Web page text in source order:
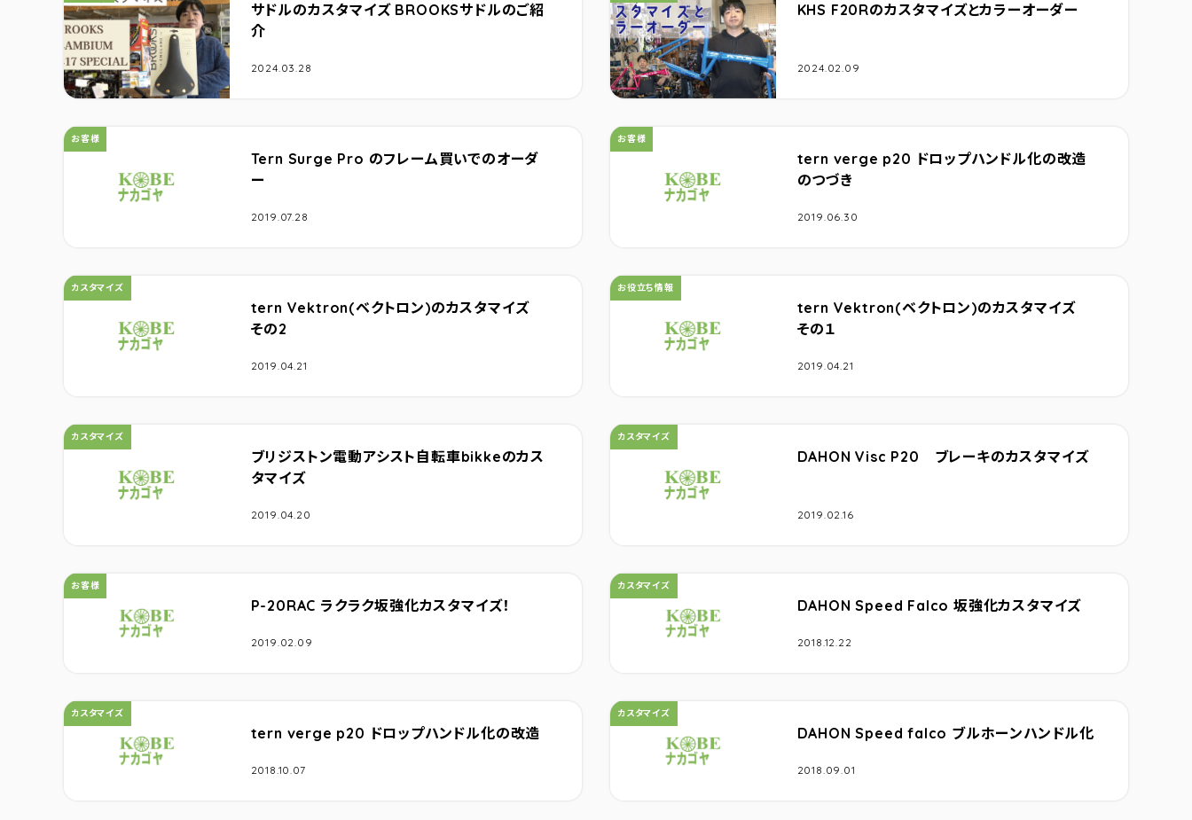
サドルのカスタマイズ BROOKSサドルのご紹
介
2024.03.28
KHS F20Rのカスタマイズとカラーオーダー
2024.02.09
Tern Surge Pro のフレーム買いでのオーダ
ー
カテゴリ：
お客様
2019.07.28
tern verge p20 ドロップハンドル化の改造
のつづき
カテゴリ：
お客様
2019.06.30
tern Vektron(ベクトロン)のカスタマイズ
その2
カテゴリ：
カスタマイズ
2019.04.21
tern Vektron(ベクトロン)のカスタマイズ
その１
カテゴリ：
お役立ち情報
2019.04.21
ブリジストン電動アシスト自転車bikkeのカス
タマイズ
カテゴリ：
カスタマイズ
2019.04.20
DAHON Visc P20 ブレーキのカスタマイズ
カテゴリ：
カスタマイズ
2019.02.16
P-20RAC ラクラク坂強化カスタマイズ！
カテゴリ：
お客様
2019.02.09
DAHON Speed Falco 坂強化カスタマイズ
カテゴリ：
カスタマイズ
2018.12.22
tern verge p20 ドロップハンドル化の改造
カテゴリ：
カスタマイズ
2018.10.07
DAHON Speed falco ブルホーンハンドル化
カテゴリ：
カスタマイズ
2018.09.01